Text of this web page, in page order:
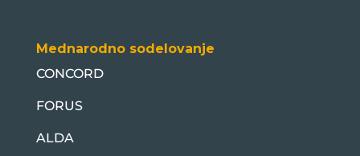
Mednarodno sodelovanje
CONCORD
FORUS
ALDA